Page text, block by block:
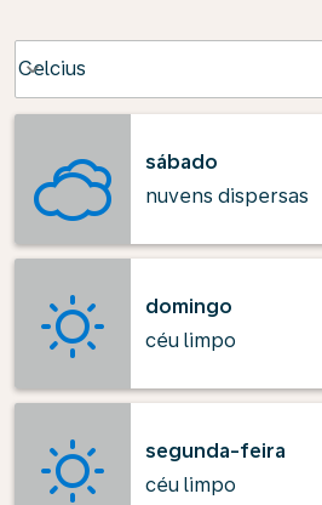
Celcius
keyboard_arrow_down
sábado
nuvens dispersas
domingo
céu limpo
segunda-feira
céu limpo